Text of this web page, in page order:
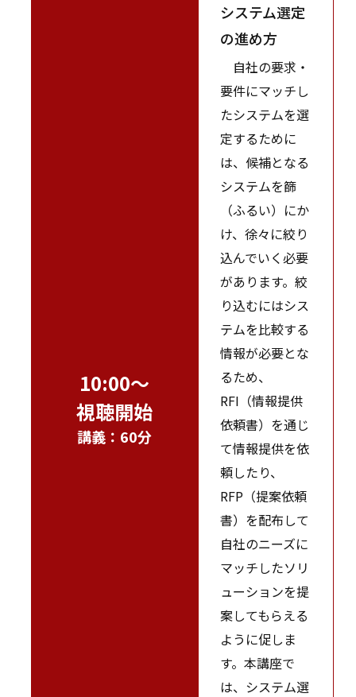
10:00～
視聴開始
講義：60分
システム選定
の進め方
自社の要求・
要件にマッチし
たシステムを選
定するために
は、候補となる
システムを篩
（ふるい）にか
け、徐々に絞り
込んでいく必要
があります。絞
り込むにはシス
テムを比較する
情報が必要とな
るため、
RFI（情報提供
依頼書）を通じ
て情報提供を依
頼したり、
RFP（提案依頼
書）を配布して
自社のニーズに
マッチしたソリ
ューションを提
案してもらえる
ように促しま
す。本講座で
は、システム選